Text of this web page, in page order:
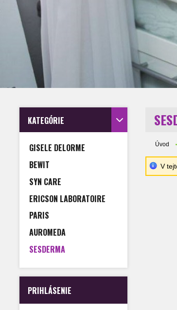
KATEGÓRIE
GISELE DELORME
BEWIT
SYN CARE
ERICSON LABORATOIRE
PARIS
AUROMEDA
SESDERMA
PRIHLÁSENIE
Úvod
V